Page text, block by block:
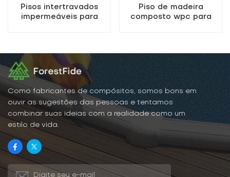
Pisos intertravados
impermeáveis ​​para
Piso de madeira
composto wpc para
Como fabricantes de compósitos, somos bons em
ouvir as sugestões das pessoas e tentamos
combinar suas ideias com a realidade como um
estilo de vida.